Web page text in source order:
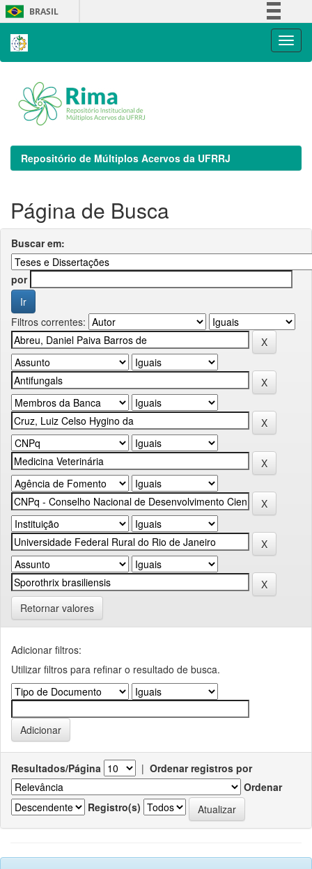
Skip
navigation
BRASIL
Repositório de Múltiplos Acervos da UFRRJ
Página de Busca
Buscar em:
por
Filtros correntes:
Retornar valores
Adicionar filtros:
Utilizar filtros para refinar o resultado de busca.
Resultados/Página | Ordenar registros por
Ordenar
Registro(s)